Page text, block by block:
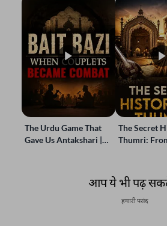
The Urdu Game That
Gave Us Antakshari |
The Secret
Thumri:
आप ये भी पढ़
हमारी पसंद